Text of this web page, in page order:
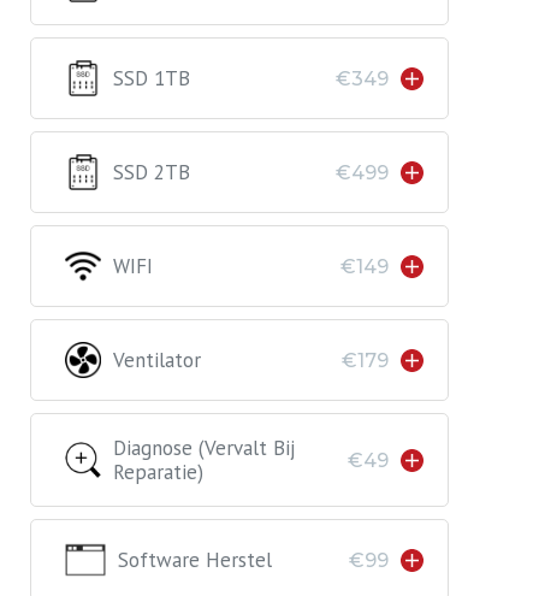
SSD 1TB €349
SSD 2TB €499
WIFI €149
Ventilator €179
Diagnose (vervalt Bij
Reparatie)
€49
Software Herstel €99